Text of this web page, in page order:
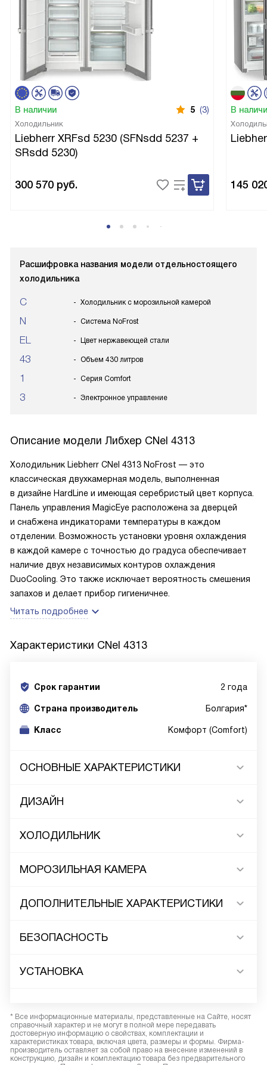
В наличии 5 (3)
Холодильник
Liebherr XRFsd 5230 (SFNsdd 5237 +
SRsdd 5230)
300 570 руб.
В
145
Расшифровка названия модели отдельностоящего
холодильника
C Холодильник с морозильной камерой
N Система NoFrost
EL Цвет нержавеющей стали
43 Объем 430 литров
1 Серия Comfort
3 Электронное управление
Описание модели Либхер CNel 4313
Холодильник Liebherr CNel 4313 NoFrost — это
классическая двухкамерная модель, выполненная
в дизайне HardLine и имеющая серебристый цвет корпуса.
Панель управления MagicEye расположена за дверцей
и снабжена индикаторами температуры в каждом
отделении. Возможность установки уровня охлаждения
в каждой камере с точностью до градуса обеспечивает
наличие двух независимых контуров охлаждения
DuoCooling. Это также исключает вероятность смешения
запахов и делает прибор гигиеничнее.
Читать подробнее
Характеристики CNel 4313
Срок гарантии 2 года
Cтрана производитель Болгария*
Класс Комфорт (Comfort)
ОСНОВНЫЕ ХАРАКТЕРИСТИКИ
ДИЗАЙН
ХОЛОДИЛЬНИК
МОРОЗИЛЬНАЯ КАМЕРА
ДОПОЛНИТЕЛЬНЫЕ ХАРАКТЕРИСТИКИ
БЕЗОПАСНОСТЬ
УСТАНОВКА
* Все информационные материалы, представленные на Сайте, носят
справочный характер и не могут в полной мере передавать
достоверную информацию о свойствах, комплектации и
характеристиках товара, включая цвета, размеры и формы. Фирма-
производитель оставляет за собой право на внесение изменений в
конструкцию, дизайн и комплектацию товара без предварительного